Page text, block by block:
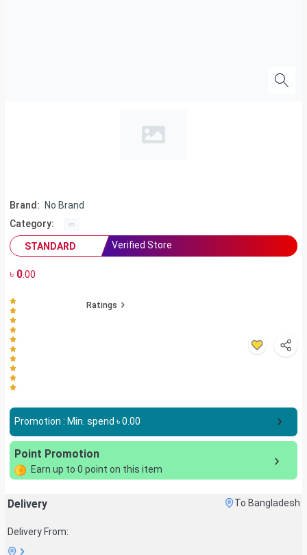
Brand:
No Brand
Category:
STANDARD
Verified Store
৳ 0.00
Ratings
Promotion : Min. spend ৳0.00
Point Promotion
Earn up to 0 point on this item
Delivery To Bangladesh
Delivery From: